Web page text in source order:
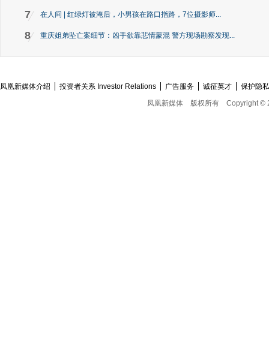
7 在人间 | 红绿灯被淹后，小男孩在路口指路，7位摄影师...
8 重庆姐弟坠亡案细节：凶手欲靠悲情蒙混 警方现场勘察发现...
凤凰新媒体介绍 投资者关系 Investor Relations 广告服务 诚征英才
保护隐
凤凰新媒体
版权所有 Copyright ©